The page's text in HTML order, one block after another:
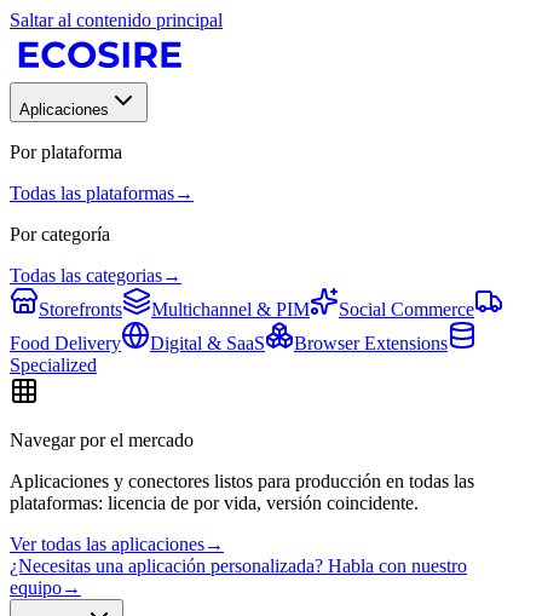
Saltar al contenido principal
Aplicaciones
Por plataforma
Todas las plataformas→
Por categoría
Todas las categorias→
Storefronts
Multichannel & PIM
Social Commerce
Food Delivery
Digital & SaaS
Browser Extensions
Specialized
Navegar por el mercado
Aplicaciones y conectores listos para producción en todas las
plataformas: licencia de por vida, versión coincidente.
Ver todas las aplicaciones→
¿Necesitas una aplicación personalizada? Habla con nuestro
equipo→